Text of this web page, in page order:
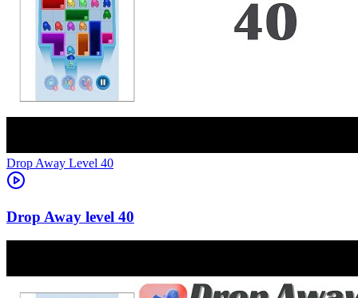
Level 40
40